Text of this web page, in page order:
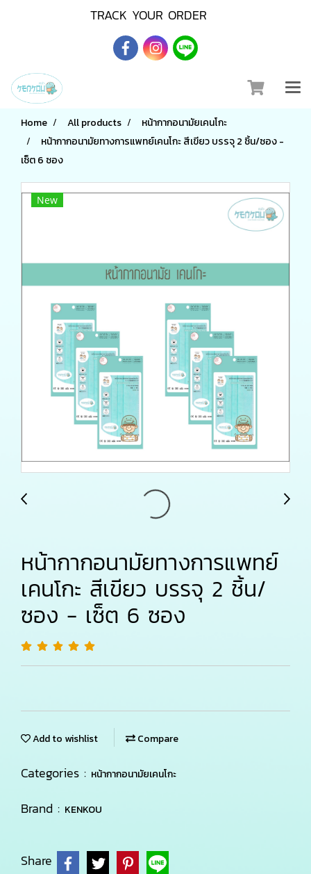
TRACK YOUR ORDER
Home All products
หน้ากากอนามัยเคนโกะ
หน้ากากอนามัยทางการแพทย์เคนโกะ สีเขียว บรรจุ 2 ชิ้น/ซอง -
เซ็ต 6 ซอง
New
หน้ากากอนามัยทางการแพทย์
เคนโกะ สีเขียว บรรจุ 2 ชิ้น/
ซอง - เซ็ต 6 ซอง
Add to wishlist Compare
Categories : หน้ากากอนามัยเคนโกะ
Brand : KENKOU
Share